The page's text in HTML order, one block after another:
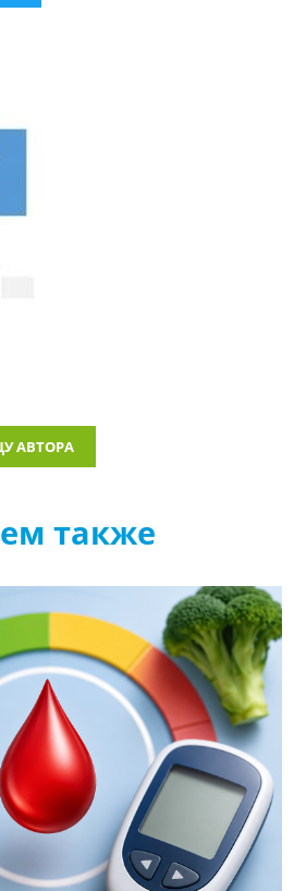
АВТОРА
также